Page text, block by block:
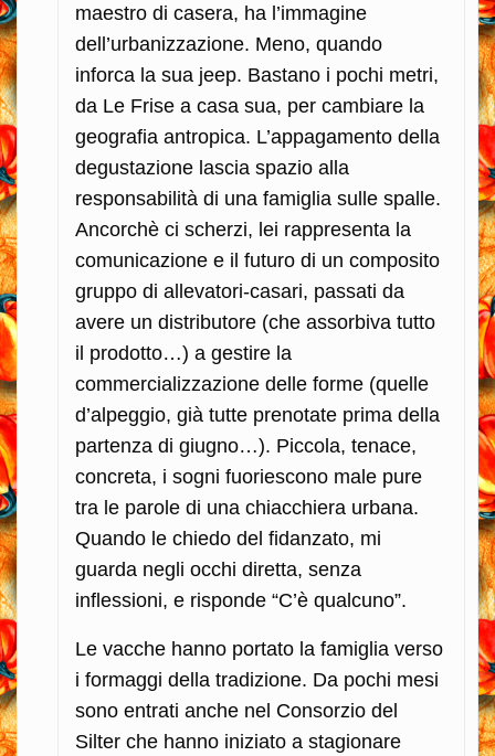
maestro di casera, ha l’immagine
dell’urbanizzazione. Meno, quando
inforca la sua jeep. Bastano i pochi metri,
da Le Frise a casa sua, per cambiare la
geografia antropica. L’appagamento della
degustazione lascia spazio alla
responsabilità di una famiglia sulle spalle.
Ancorchè ci scherzi, lei rappresenta la
comunicazione e il futuro di un composito
gruppo di allevatori-casari, passati da
avere un distributore (che assorbiva tutto
il prodotto…) a gestire la
commercializzazione delle forme (quelle
d’alpeggio, già tutte prenotate prima della
partenza di giugno…). Piccola, tenace,
concreta, i sogni fuoriescono male pure
tra le parole di una chiacchiera urbana.
Quando le chiedo del fidanzato, mi
guarda negli occhi diretta, senza
inflessioni, e risponde “C’è qualcuno”.
Le vacche hanno portato la famiglia verso
i formaggi della tradizione. Da pochi mesi
sono entrati anche nel Consorzio del
Silter che hanno iniziato a stagionare